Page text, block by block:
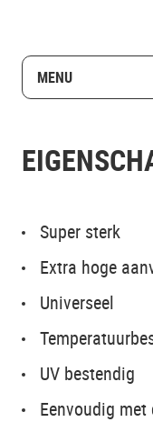
MENU
Super sterk
Extra hoge
Universeel
UV bestendig
Eenvoudig